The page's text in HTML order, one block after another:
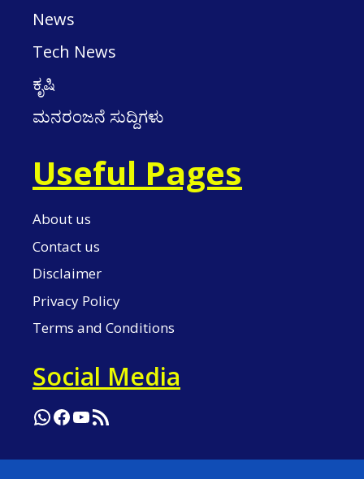
News
Tech News
ಕೃಷಿ
ಮನರಂಜನೆ ಸುದ್ದಿಗಳು
Useful Pages
About us
Contact us
Disclaimer
Privacy Policy
Terms and Conditions
Social Media
WhatsApp
Facebook
YouTube
RSS Feed